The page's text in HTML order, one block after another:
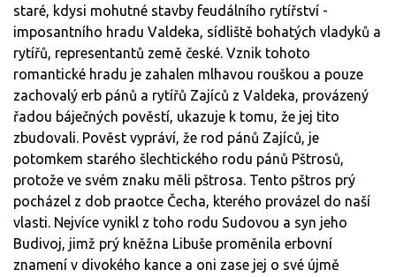
staré, kdysi mohutné stavby feudálního rytířství -
imposantního hradu Valdeka, sídliště bohatých vladyků a
rytířů, representantů země české. Vznik tohoto
romantické hradu je zahalen mlhavou rouškou a pouze
zachovalý erb pánů a rytířů Zajíců z Valdeka, provázený
řadou báječných pověstí, ukazuje k tomu, že jej tito
zbudovali. Pověst vypráví, že rod pánů Zajíců, je
potomkem starého šlechtického rodu pánů Pštrosů,
protože ve svém znaku měli pštrosa. Tento pštros prý
pocházel z dob praotce Čecha, kterého provázel do naší
vlasti. Nejvíce vynikl z toho rodu Sudovou a syn jeho
Budivoj, jimž prý kněžna Libuše proměnila erbovní
znamení v divokého kance a oni zase jej o své újmě